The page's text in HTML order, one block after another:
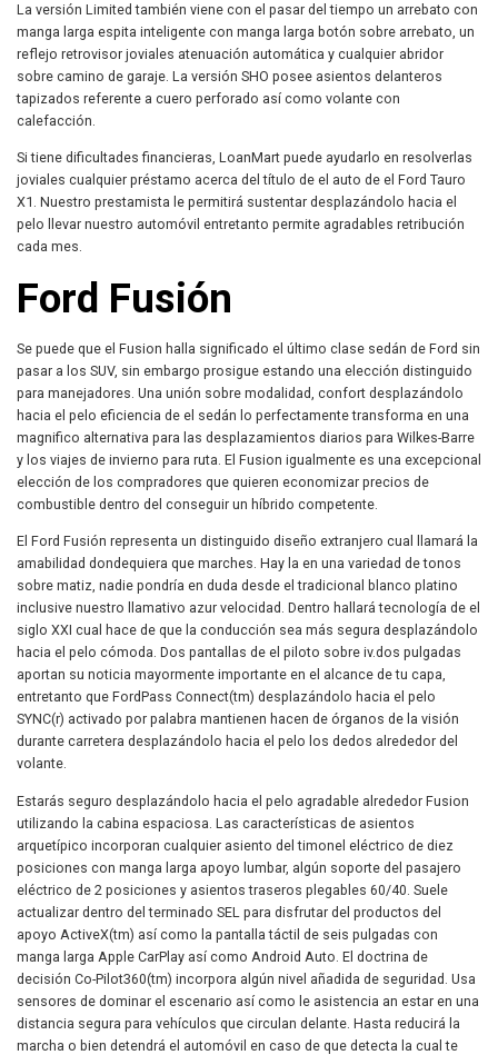
La versión Limited también viene con el pasar del tiempo un arrebato con
manga larga espita inteligente con manga larga botón sobre arrebato, un
reflejo retrovisor joviales atenuación automática y cualquier abridor
sobre camino de garaje. La versión SHO posee asientos delanteros
tapizados referente a cuero perforado así­ como volante con
calefacción.
Si tiene dificultades financieras, LoanMart puede ayudarlo en resolverlas
joviales cualquier préstamo acerca del título de el auto de el Ford Tauro
X1. Nuestro prestamista le permitirá sustentar desplazándolo hacia el
pelo llevar nuestro automóvil entretanto permite agradables retribución
cada mes.
Ford Fusión
Se puede que el Fusion halla significado el último clase sedán de Ford sin
pasar a los SUV, sin embargo prosigue estando una elección distinguido
para manejadores. Una unión sobre modalidad, confort desplazándolo
hacia el pelo eficiencia de el sedán lo perfectamente transforma en una
magnifico alternativa para las desplazamientos diarios para Wilkes-Barre
y los viajes de invierno para ruta. El Fusion igualmente es una excepcional
elección de los compradores que quieren economizar precios de
combustible dentro del conseguir un híbrido competente.
El Ford Fusión representa un distinguido diseño extranjero cual llamará la
amabilidad dondequiera que marches. Hay la en una variedad de tonos
sobre matiz, nadie pondrí­a en duda desde el tradicional blanco platino
inclusive nuestro llamativo azur velocidad. Dentro hallará tecnología de el
siglo XXI cual hace de que la conducción sea más segura desplazándolo
hacia el pelo cómoda. Dos pantallas de el piloto sobre iv.dos pulgadas
aportan su noticia mayormente importante en el alcance de tu capa,
entretanto que FordPass Connect(tm) desplazándolo hacia el pelo
SYNC(r) activado por palabra mantienen hacen de órganos de la visión
durante carretera desplazándolo hacia el pelo los dedos alrededor del
volante.
Estarás seguro desplazándolo hacia el pelo agradable alrededor Fusion
utilizando la cabina espaciosa. Las características de asientos
arquetípico incorporan cualquier asiento del timonel eléctrico de diez
posiciones con manga larga apoyo lumbar, algún soporte del pasajero
eléctrico de 2 posiciones y asientos traseros plegables 60/40. Suele
actualizar dentro del terminado SEL para disfrutar del productos del
apoyo ActiveX(tm) así­ como la pantalla táctil de seis pulgadas con
manga larga Apple CarPlay así­ como Android Auto. El doctrina de
decisión Co-Pilot360(tm) incorpora algún nivel añadida de seguridad. Usa
sensores de dominar el escenario así­ como le asistencia an estar en una
distancia segura para vehículos que circulan delante. Hasta reducirá la
marcha o bien detendrá el automóvil en caso de que detecta la cual te